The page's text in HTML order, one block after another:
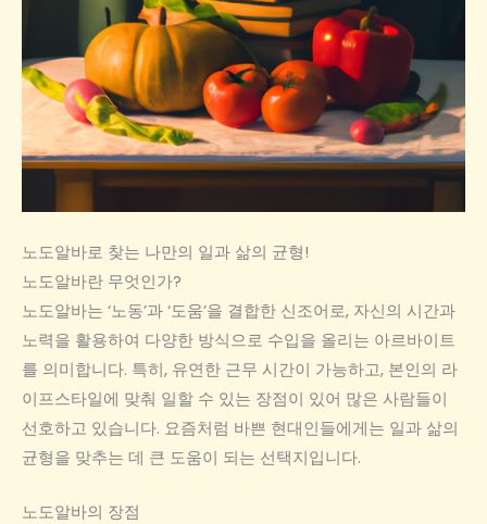
노도알바로 찾는 나만의 일과 삶의 균형!
노도알바란 무엇인가?
노도알바는 ‘노동’과 ‘도움’을 결합한 신조어로, 자신의 시간과
노력을 활용하여 다양한 방식으로 수입을 올리는 아르바이트
를 의미합니다. 특히, 유연한 근무 시간이 가능하고, 본인의 라
이프스타일에 맞춰 일할 수 있는 장점이 있어 많은 사람들이
선호하고 있습니다. 요즘처럼 바쁜 현대인들에게는 일과 삶의
균형을 맞추는 데 큰 도움이 되는 선택지입니다.
노도알바의 장점